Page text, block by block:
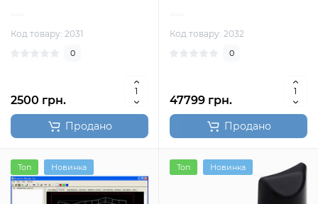
Код товару: 2031
0
2500 грн.
Продано
Код товару: 2032
0
47799 грн.
Продано
Топ Новинка Топ Новинка